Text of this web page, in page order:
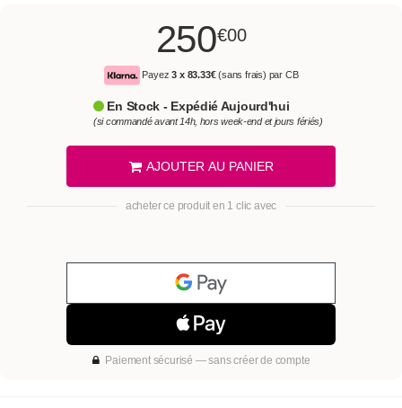
250€00
Payez3 x 83.33€(sans frais) par CB
En Stock - Expédié Aujourd'hui
(si commandé avant 14h, hors week-end et jours fériés)
AJOUTER AU PANIER
acheter ce produit en 1 clic avec
Paiement sécurisé — sans créer de compte